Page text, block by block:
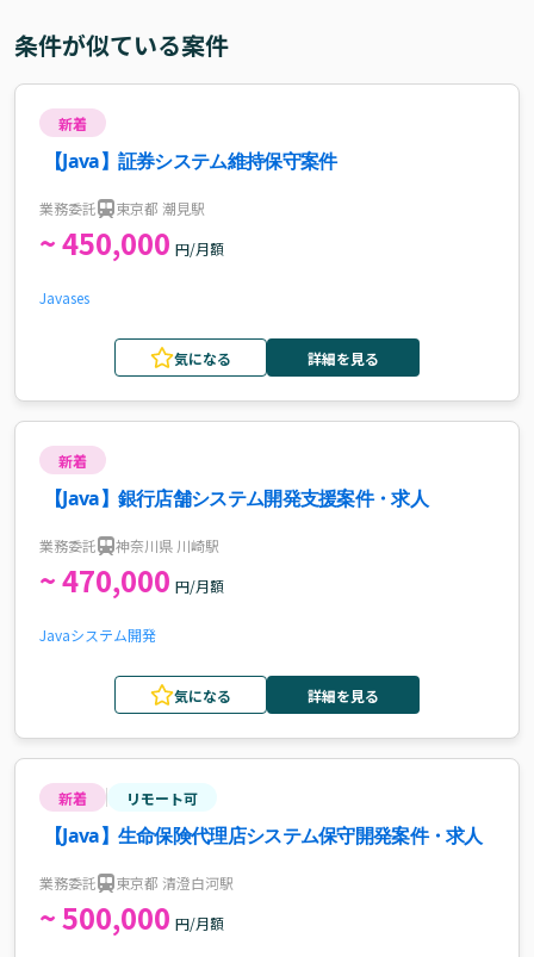
条件が似ている案件
新着
【Java】証券システム維持保守案件
業務委託 東京都 潮見駅
~ 450,000 円/月額
Javases
気になる 詳細を見る
新着
【Java】銀行店舗システム開発支援案件・求人
業務委託 神奈川県 川崎駅
~ 470,000 円/月額
Javaシステム開発
気になる 詳細を見る
新着 リモート可
【Java】生命保険代理店システム保守開発案件・求人
業務委託 東京都 清澄白河駅
~ 500,000 円/月額